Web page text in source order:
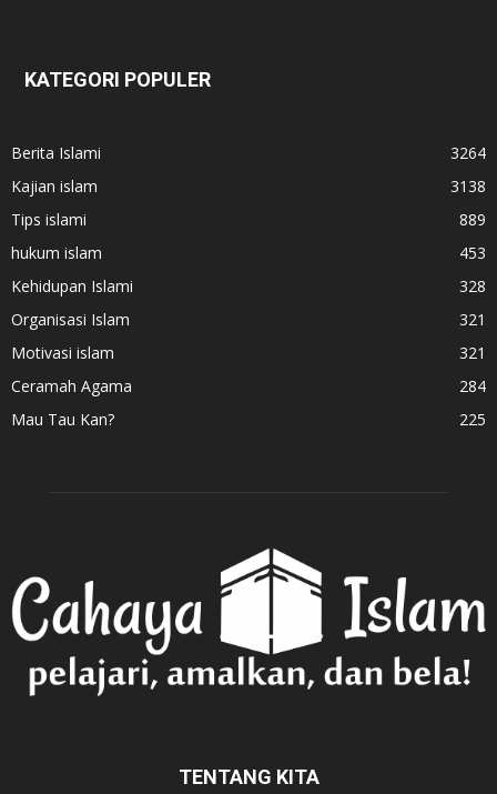
KATEGORI POPULER
Berita Islami
3264
Kajian islam
3138
Tips islami
889
hukum islam
453
Kehidupan Islami
328
Organisasi Islam
321
Motivasi islam
321
Ceramah Agama
284
Mau Tau Kan?
225
TENTANG KITA